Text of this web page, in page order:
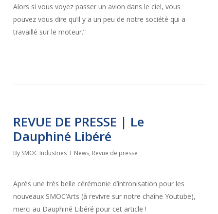
Alors si vous voyez passer un avion dans le ciel, vous
pouvez vous dire qu’il y a un peu de notre société qui a
travaillé sur le moteur.”
REVUE DE PRESSE | Le
Dauphiné Libéré
By SMOC Industries News, Revue de presse
Après une très belle cérémonie d’intronisation pour les
nouveaux SMOC’Arts (à revivre sur notre chaîne Youtube),
merci au Dauphiné Libéré pour cet article !